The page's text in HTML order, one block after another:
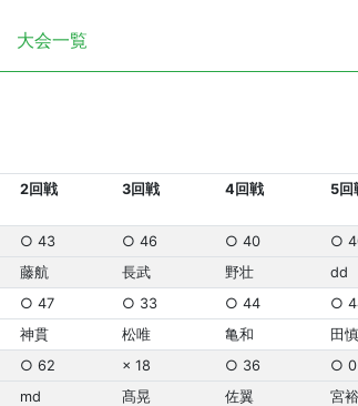
大会一覧
2回戦 3回戦 4回戦 5回
○ 43 ○ 46 ○ 40 ○
藤航 長武 野壮 dd
○ 47 ○ 33 ○ 44 ○
神貫 松唯 亀和 田慎
○ 62 × 18 ○ 36 ○ 0
md 髙晃 佐翼 宮裕